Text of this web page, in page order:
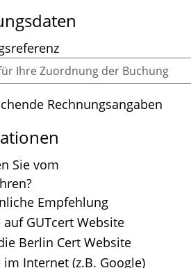
Rechnungsangaben
Sie vom
Empfehlung
auf GUTcert Website
Berlin Cert Website
im Internet (z.B. Google)